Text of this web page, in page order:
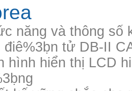
năng và thông số
điê%3ḅn tử DB-II
hình hiển thị LCD